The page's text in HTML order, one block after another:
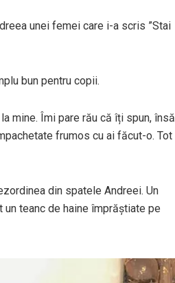
unei femei care i-a scris ”Stai
bun pentru copii.
mine. Îmi pare rău că îți spun, însă
frumos cu ai făcut-o. Tot
din spatele Andreei. Un
teanc de haine împrăștiate pe